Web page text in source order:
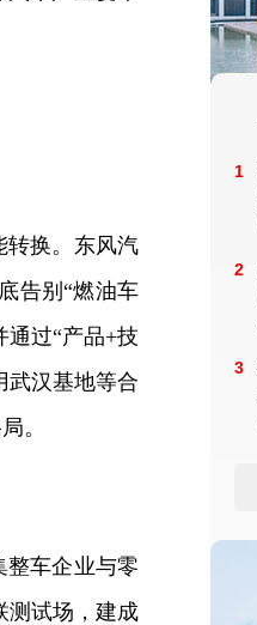
转换。东风汽
告别“燃油车
过“产品+技
武汉基地等合
。
整车企业与零
测试场，建成
1
2
3